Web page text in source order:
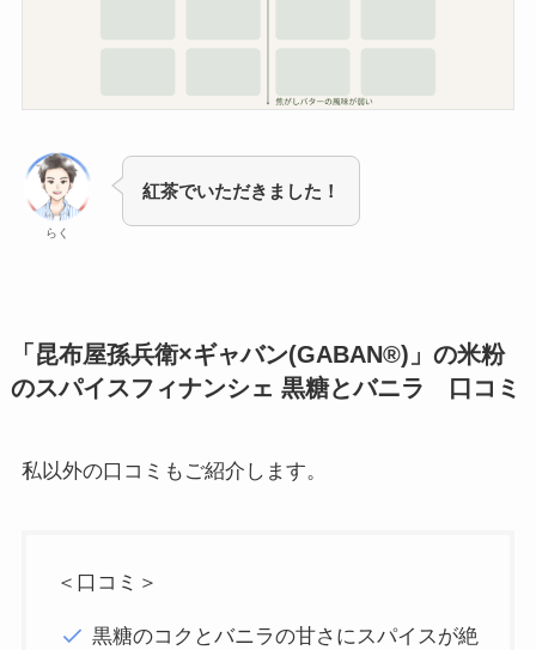
らく
紅茶でいただきました！
「昆布屋孫兵衛×ギャバン(GABAN®)」の米粉
のスパイスフィナンシェ 黒糖とバニラ 口コミ
私以外の口コミもご紹介します。
＜口コミ＞
黒糖のコクとバニラの甘さにスパイスが絶